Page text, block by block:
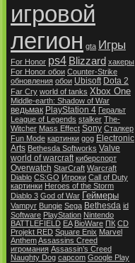
игровой
легион gta Игры
For Honor ps4 Blizzard хакеры
For Honor обои Counter-Strike
обновления обои Ubisoft Dota 2
Far Cry world of tanks Xbox One
Middle-earth: Shadow of War
ведьмак PlayStation 4 Геральт
League of Legends stalker The-
Witcher Mass Effect Sony Сталкер
Fun Mode картинки gog Electronic
Arts Bethesda Softworks Valve
world of warcraft киберспорт
Overwatch StarCraft Warcraft
Diablo CS:GO Игроки Call of Duty
картинки Heroes of the Storm
Diablo 3 God of War Геймеры
Vampyr Bungie Sega Bethesda id
Software PlayStation Nintendo
BATTLEFIELD EA BioWare ПК CD
Projekt RED Square Enix Marvel
AnthemAssassins Creed
игромания Assassin’s Creed
Naughty Dog capcom Google Play